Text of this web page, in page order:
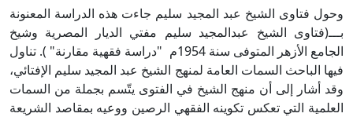
وحول فتاوى الشيخ عبد المجيد سليم جاءت هذه الدراسة المعنونة
بـــ(فتاوى الشيخ عبدالمجيد سليم مفتي الديار المصرية وشيخ
الجامع الأزهر المتوفى سنة 1954م "دراسة فقهية مقارنة" ). تناول
فيها الباحث السمات العامة لمنهج الشيخ عبد المجيد سليم الإفتائي،
وقد أشار إلى أن منهج الشيخ في الفتوى يتّسم بجملة من السمات
العلمية التي تعكس تكوينه الفقهي الرصين ووعيه بمقاصد الشريعة